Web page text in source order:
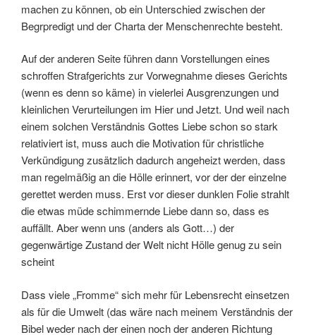
machen zu können, ob ein Unterschied zwischen der
Begrpredigt und der Charta der Menschenrechte besteht.
Auf der anderen Seite führen dann Vorstellungen eines
schroffen Strafgerichts zur Vorwegnahme dieses Gerichts
(wenn es denn so käme) in vielerlei Ausgrenzungen und
kleinlichen Verurteilungen im Hier und Jetzt. Und weil nach
einem solchen Verständnis Gottes Liebe schon so stark
relativiert ist, muss auch die Motivation für christliche
Verkündigung zusätzlich dadurch angeheizt werden, dass
man regelmäßig an die Hölle erinnert, vor der der einzelne
gerettet werden muss. Erst vor dieser dunklen Folie strahlt
die etwas müde schimmernde Liebe dann so, dass es
auffällt. Aber wenn uns (anders als Gott…) der
gegenwärtige Zustand der Welt nicht Hölle genug zu sein
scheint
Dass viele „Fromme“ sich mehr für Lebensrecht einsetzen
als für die Umwelt (das wäre nach meinem Verständnis der
Bibel weder nach der einen noch der anderen Richtung